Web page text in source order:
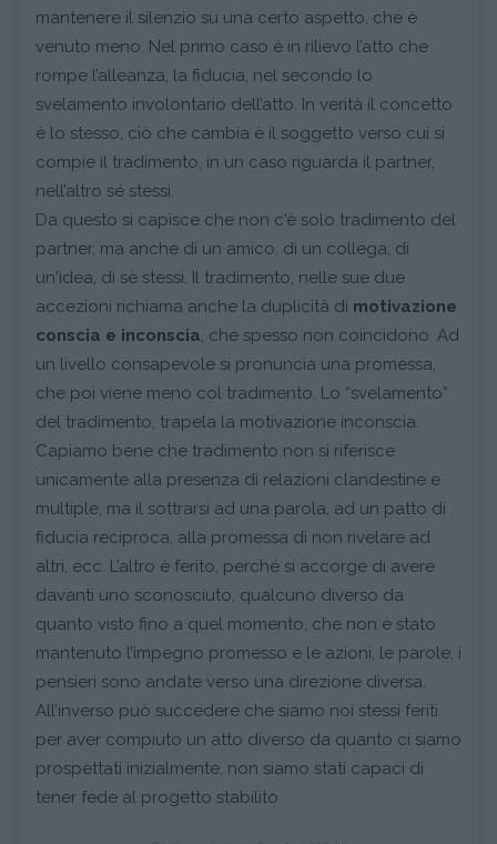
mantenere il silenzio su una certo aspetto, che è
venuto meno. Nel primo caso è in rilievo l’atto che
rompe l’alleanza, la fiducia, nel secondo lo
svelamento involontario dell’atto. In verità il concetto
è lo stesso, ciò che cambia è il soggetto verso cui si
compie il tradimento, in un caso riguarda il partner,
nell’altro sé stessi.
Da questo si capisce che non c'è solo tradimento del
partner, ma anche di un amico, di un collega, di
un'idea, di sè stessi. Il tradimento, nelle sue due
accezioni richiama anche la duplicità di motivazione
conscia e inconscia , che spesso non coincidono. Ad
un livello consapevole si pronuncia una promessa,
che poi viene meno col tradimento. Lo “svelamento”
del tradimento, trapela la motivazione inconscia.
Capiamo bene che tradimento non si riferisce
unicamente alla presenza di relazioni clandestine e
multiple, ma il sottrarsi ad una parola, ad un patto di
fiducia reciproca, alla promessa di non rivelare ad
altri, ecc. L’altro è ferito, perché si accorge di avere
davanti uno sconosciuto, qualcuno diverso da
quanto visto fino a quel momento, che non è stato
mantenuto l’impegno promesso e le azioni, le parole, i
pensieri sono andate verso una direzione diversa.
All’inverso può succedere che siamo noi stessi feriti
per aver compiuto un atto diverso da quanto ci siamo
prospettati inizialmente, non siamo stati capaci di
tener fede al progetto stabilito.